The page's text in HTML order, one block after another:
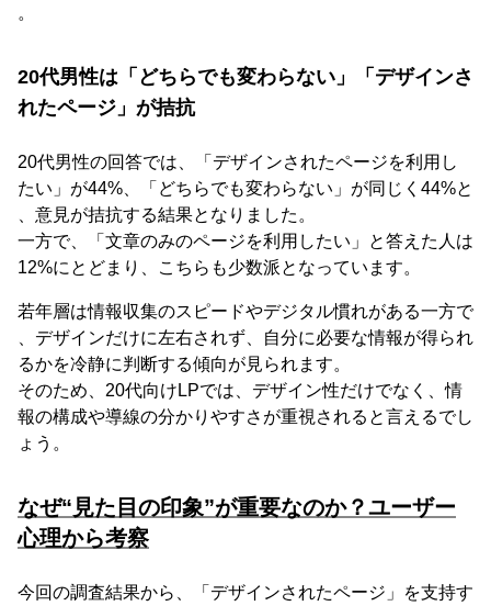
。
20代男性は「どちらでも変わらない」「デザインさ
れたページ」が拮抗
20代男性の回答では、「デザインされたページを利用し
たい」が44%、「どちらでも変わらない」が同じく44%と
、意見が拮抗する結果となりました。
一方で、「文章のみのページを利用したい」と答えた人は
12%にとどまり、こちらも少数派となっています。
若年層は情報収集のスピードやデジタル慣れがある一方で
、デザインだけに左右されず、自分に必要な情報が得られ
るかを冷静に判断する傾向が見られます。
そのため、20代向けLPでは、デザイン性だけでなく、情
報の構成や導線の分かりやすさが重視されると言えるでし
ょう。
なぜ“見た目の印象”が重要なのか？ユーザー
心理から考察
今回の調査結果から、「デザインされたページ」を支持す